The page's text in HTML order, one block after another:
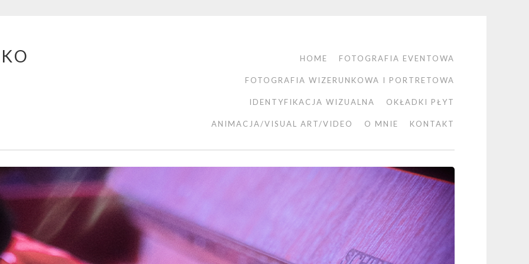
HOME FOTOGRAFIA EVENTOWA
FOTOGRAFIA WIZERUNKOWA I PORTRETOWA
IDENTYFIKACJA WIZUALNA OKŁADKI PŁYT
ANIMACJA/VISUAL ART/VIDEO O MNIE KONTAKT